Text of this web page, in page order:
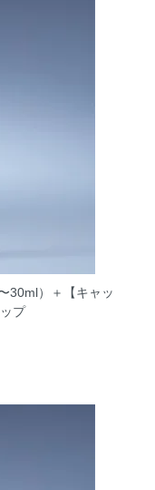
30ml）＋【キャッ
プ